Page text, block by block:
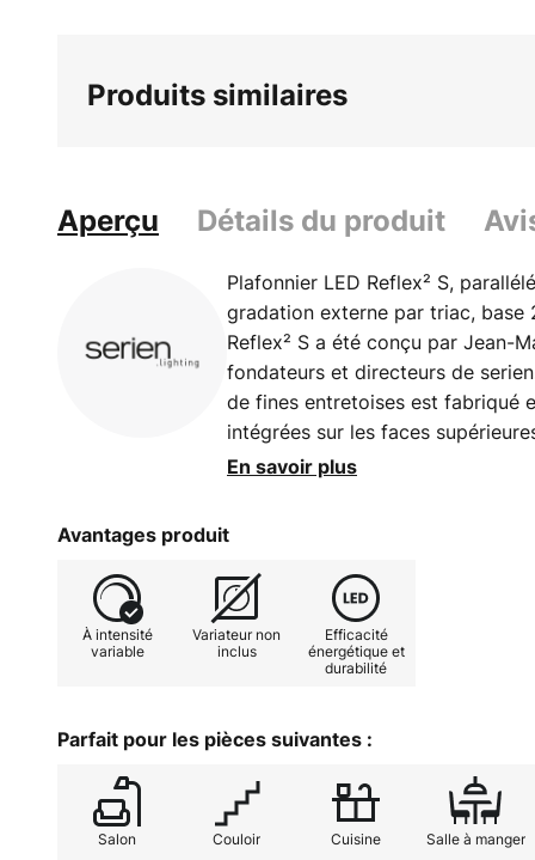
Produits similaires
Aperçu Détails du produit
Plafonnier LED Reflex² S,
gradation externe par triac, base
Reflex² S a été conçu par Jean-
fondateurs et directeurs de
de fines entretoises est fabriqué
intégrées sur les faces
derrière un verre plat et
blanc chaud avec un bon rendu
peut en outre être réglée de
En savoir plus
Avantages produit
À intensité
variable
Variateur non
inclus
Efficacité
énergétique et
durabilité
Parfait pour les pièces suivantes :
Salon Couloir Cuisine Salle à manger